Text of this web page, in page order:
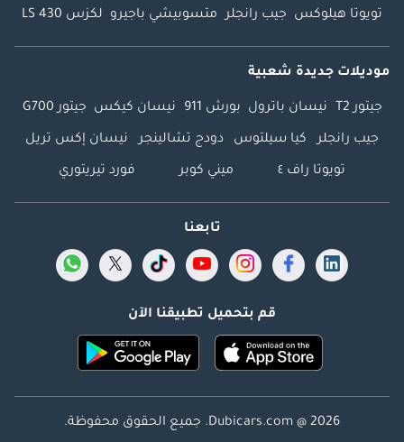
تويوتا هيلوكس جيب رانجلر متسوبيشي باجيرو لكزس LS 430
موديلات جديدة شعبية
جيتور T2 نيسان باترول بورش 911 نيسان كيكس جيتور G700
جيب رانجلر كيا سيلتوس دودج تشالينجر نيسان إكس تريل
تويوتا راف ٤ ميني كوبر فورد تيريتوري
تابعنا
قم بتحميل تطبيقنا الآن
Dubicars.com @ 2026. جميع الحقوق محفوظة.